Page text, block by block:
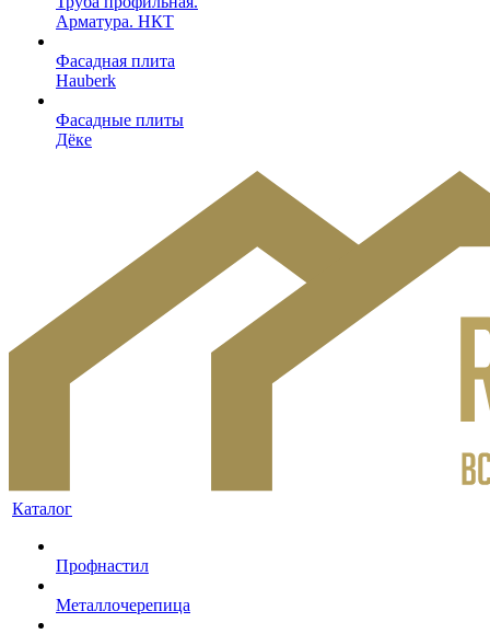
Арматура. НКТ
Фасадная плита
Hauberk
Фасадные плиты
Дёке
Каталог
Профнастил
Металлочерепица